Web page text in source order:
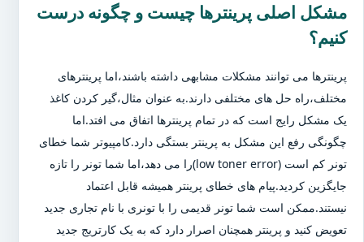
مشکل اصلی پرینترها چیست و چگونه درست
کنیم؟
پرینترها می توانند مشکلات مشابهی داشته باشند،اما پرینترهای
مختلف،راه حل های مختلفی دارند.به عنوان مثال،گیر کردن کاغذ
یک مشکل رایج است که در تمام پرینترها اتفاق می افتد.اما
چگونگی رفع این مشکل به پرینتر بستگی دارد.کامپیوتر شما خطای
تونر کم است (low toner error)را می دهد،اما شما تونر را تازه
جایگزین کردید.پیام های خطای پرینتر همیشه قابل اعتماد
نیستند.ممکن است شما تونر قدیمی را با تونری با نام تجاری جدید
تعویض کنید و پرینتر همچنان اصرار دارد که به یک کارتریج جدید